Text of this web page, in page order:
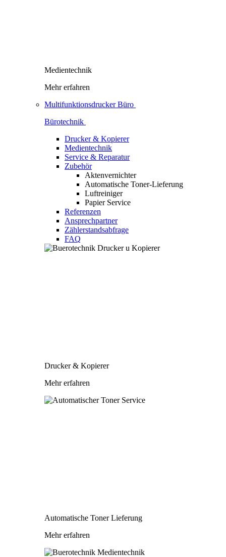
Medientechnik
Mehr erfahren
Multifunktionsdrucker Büro
Bürotechnik
Drucker & Kopierer
Medientechnik
Service & Reparatur
Zubehör
Aktenvernichter
Automatische Toner-Lieferung
Luftreiniger
Papier Service
Referenzen
Ansprechpartner
Zählerstandsabfrage
FAQ
Drucker & Kopierer
Mehr erfahren
Automatische Toner Lieferung
Mehr erfahren